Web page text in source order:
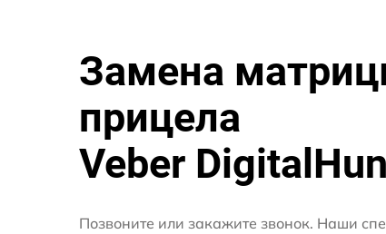
Замена
прицела
Veber
Позвоните или закажите звонок. Наши